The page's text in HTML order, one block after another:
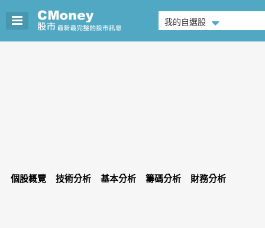
我的自選股
個股概覽 技術分析 基本分析 籌碼分析 財務分析